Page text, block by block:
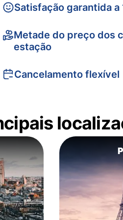
Satisfação garantida a
Metade do preço dos
estação
Cancelamento flexível